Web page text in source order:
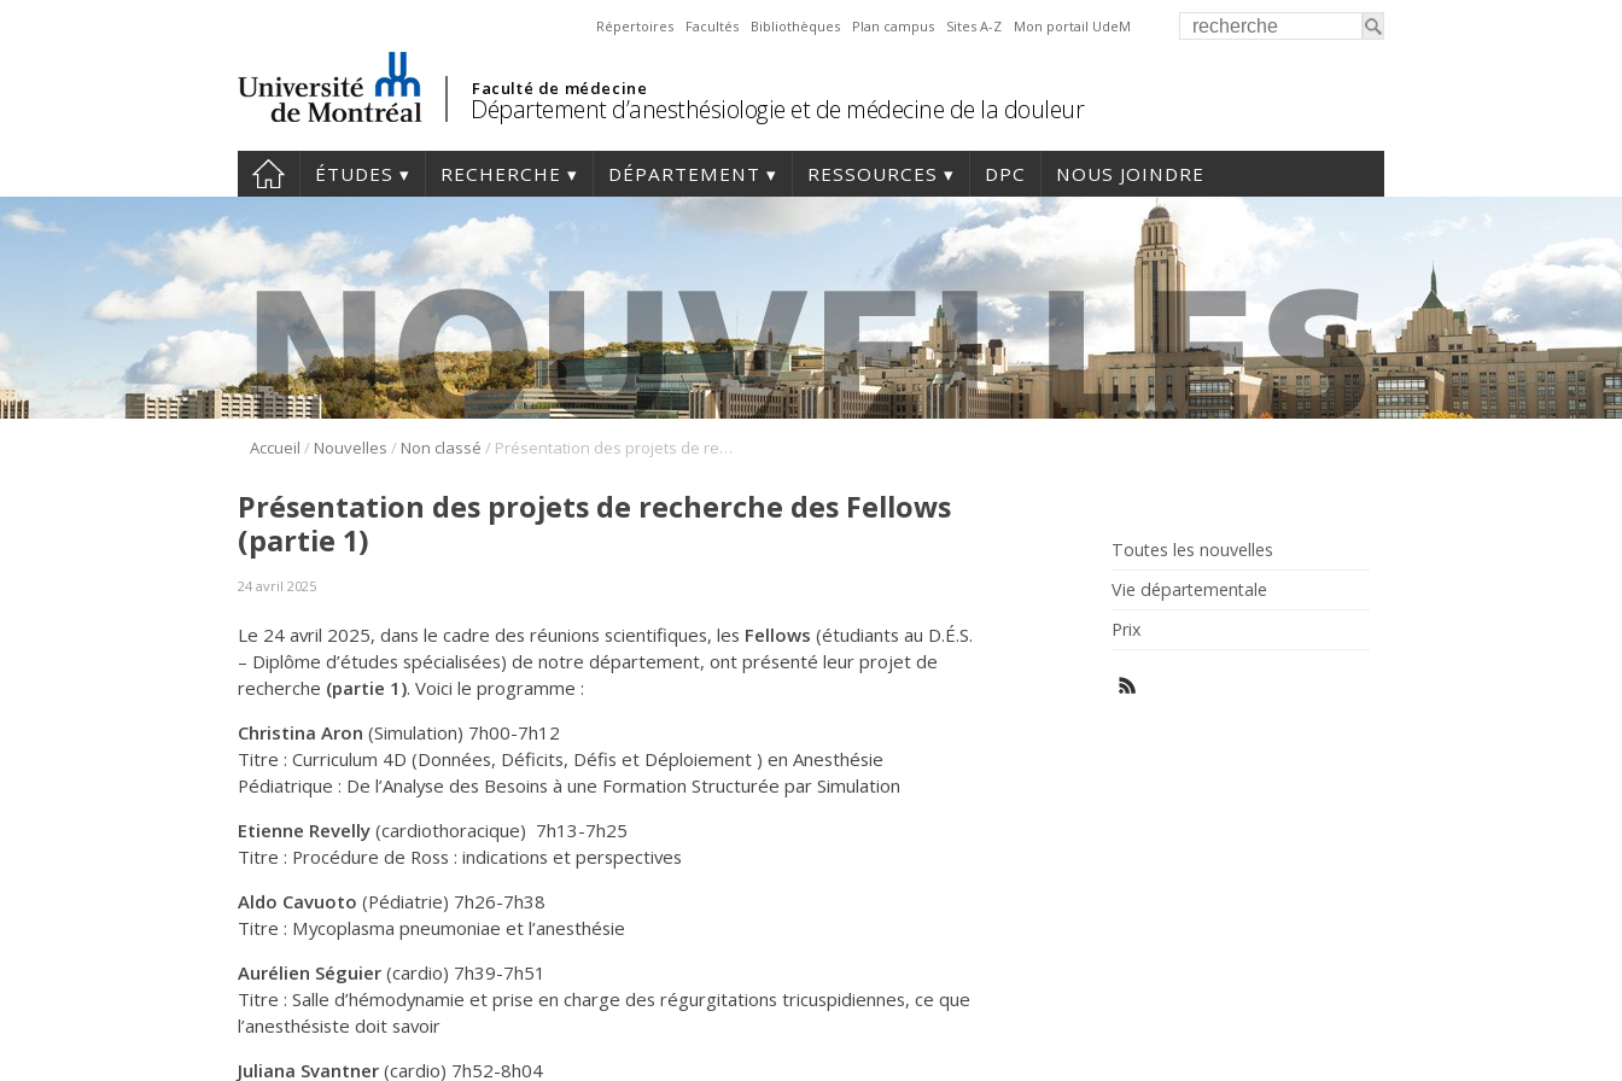
Répertoires Facultés Bibliothèques Plan campus Sites A-Z Mon portail UdeM
Faculté de médecine
Département d’anesthésiologie et de médecine de la douleur
ÉTUDES RECHERCHE DÉPARTEMENT RESSOURCES DPC NOUS JOINDRE
Accueil / Nouvelles / Non classé / Présentation des projets de recherche des Fellows (partie 1)
Toutes les nouvelles
Vie départementale
Prix
Présentation des projets de recherche des Fellows
(partie 1)
24 avril 2025
Le 24 avril 2025, dans le cadre des réunions scientifiques, les Fellows (étudiants au D.É.S.
– Diplôme d’études spécialisées) de notre département, ont présenté leur projet de
recherche (partie 1). Voici le programme :
Christina Aron (Simulation) 7h00-7h12
Titre : Curriculum 4D (Données, Déficits, Défis et Déploiement ) en Anesthésie
Pédiatrique : De l’Analyse des Besoins à une Formation Structurée par Simulation
Etienne Revelly (cardiothoracique) 7h13-7h25
Titre : Procédure de Ross : indications et perspectives
Aldo Cavuoto (Pédiatrie) 7h26-7h38
Titre : Mycoplasma pneumoniae et l’anesthésie
Aurélien Séguier (cardio) 7h39-7h51
Titre : Salle d’hémodynamie et prise en charge des régurgitations tricuspidiennes, ce que
l’anesthésiste doit savoir
Juliana Svantner (cardio) 7h52-8h04